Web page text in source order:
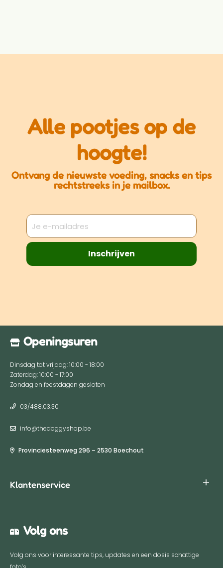
Alle pootjes op de
hoogte!
Ontvang de nieuwste voeding, snacks en tips
rechtstreeks in je mailbox.
Inschrijven
Openingsuren
Dinsdag tot vrijdag: 10:00 - 18:00
Zaterdag: 10:00 - 17:00
Zondag en feestdagen gesloten
03/488.03.30
info@thedoggyshop.be
Provinciesteenweg 296 – 2530 Boechout
Klantenservice
Privacy policy
Contact
Volg ons
Volg ons voor interessante tips, updates en een dosis schattige